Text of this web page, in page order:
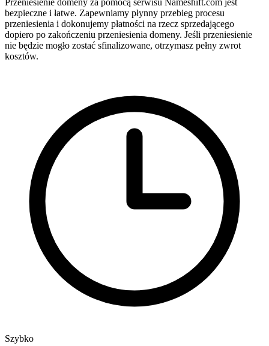
Przeniesienie domeny za pomocą serwisu Nameshift.com jest
bezpieczne i łatwe. Zapewniamy płynny przebieg procesu
przeniesienia i dokonujemy płatności na rzecz sprzedającego
dopiero po zakończeniu przeniesienia domeny. Jeśli przeniesienie
nie będzie mogło zostać sfinalizowane, otrzymasz pełny zwrot
kosztów.
Szybko